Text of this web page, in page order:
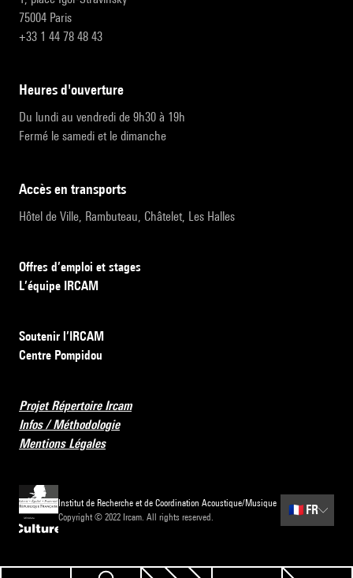
75004 Paris
+33 1 44 78 48 43
heures d'ouverture
Du lundi au vendredi de 9h30 à 19h
Fermé le samedi et le dimanche
accès en transports
Hôtel de Ville, Rambuteau, Châtelet, Les Halles
Offres d’emploi et stages
L’équipe IRCAM
Soutenir l’IRCAM
Centre Pompidou
Projet Répertoire Ircam
Infos / Méthodologie
Mentions Légales
Institut de Recherche et de Coordination Acoustique/Musique
Copyright © 2022 Ircam. All rights reserved.
🇫🇷 FR